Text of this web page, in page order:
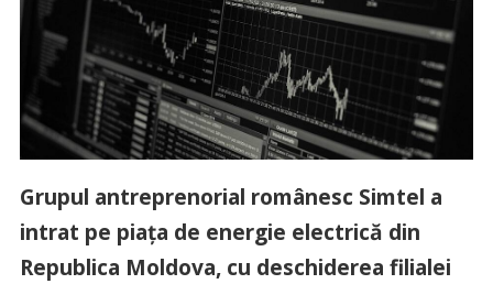
Grupul antreprenorial românesc Simtel a
intrat pe piața de energie electrică din
Republica Moldova, cu deschiderea filialei